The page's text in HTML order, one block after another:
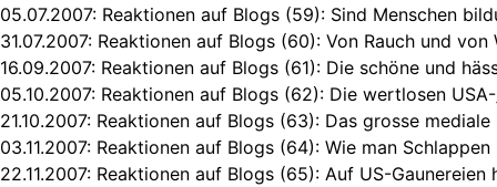
05.07.2007: Reaktionen auf Blogs (59): Sind Menschen
31.07.2007: Reaktionen auf Blogs (60): Von Rauch und von
16.09.2007: Reaktionen auf Blogs (61): Die schöne und
05.10.2007: Reaktionen auf Blogs (62): Die wertlosen USA-
21.10.2007: Reaktionen auf Blogs (63): Das grosse mediale
03.11.2007: Reaktionen auf Blogs (64): Wie man
22.11.2007: Reaktionen auf Blogs (65): Auf US-Gaunereien